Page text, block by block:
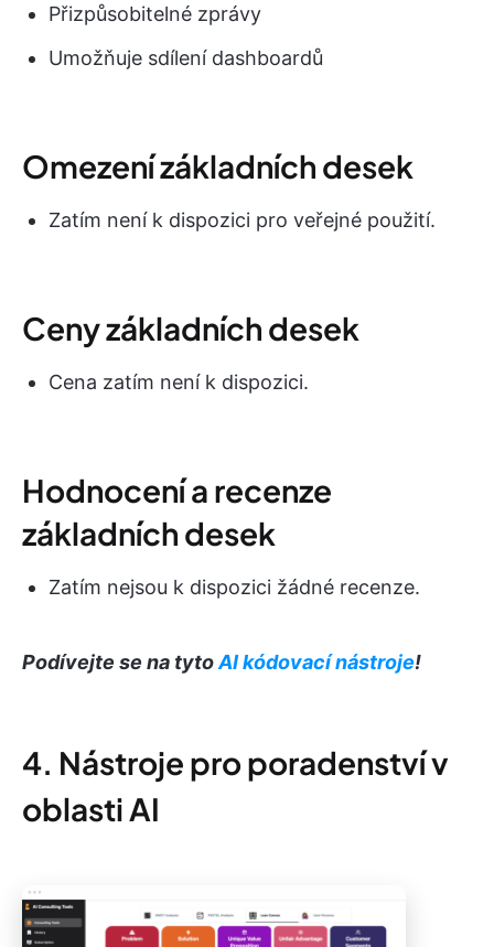
Přizpůsobitelné zprávy
Umožňuje sdílení dashboardů
Omezení základních desek
Zatím není k dispozici pro veřejné použití.
Ceny základních desek
Cena zatím není k dispozici.
Hodnocení a recenze
základních desek
Zatím nejsou k dispozici žádné recenze.
Podívejte se na tytoAI kódovací nástroje!
4. Nástroje pro poradenství v
oblasti AI